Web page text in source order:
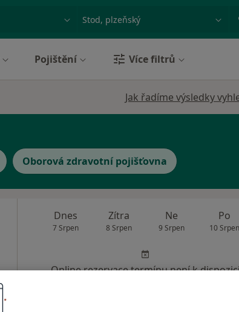
Město nebo region
Pojištění Více filtrů
Jak řadíme výsledky
Oborová zdravotní pojišťovna
Dnes
7 Srpen
Zítra
8 Srpen
Ne
9 Srpen
Po
10 Srpen
Online rezervace termínu není k